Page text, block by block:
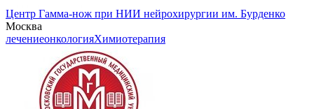
Центр Гамма-нож при НИИ нейрохирургии им. Бурденко
Москва
лечениеонкологияХимиотерапия